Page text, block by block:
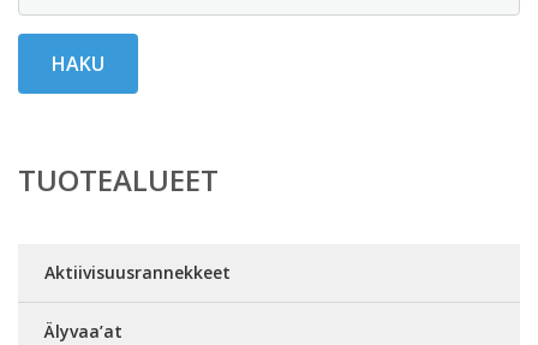
HAKU
TUOTEALUEET
Aktiivisuusrannekkeet
Älyvaa’at